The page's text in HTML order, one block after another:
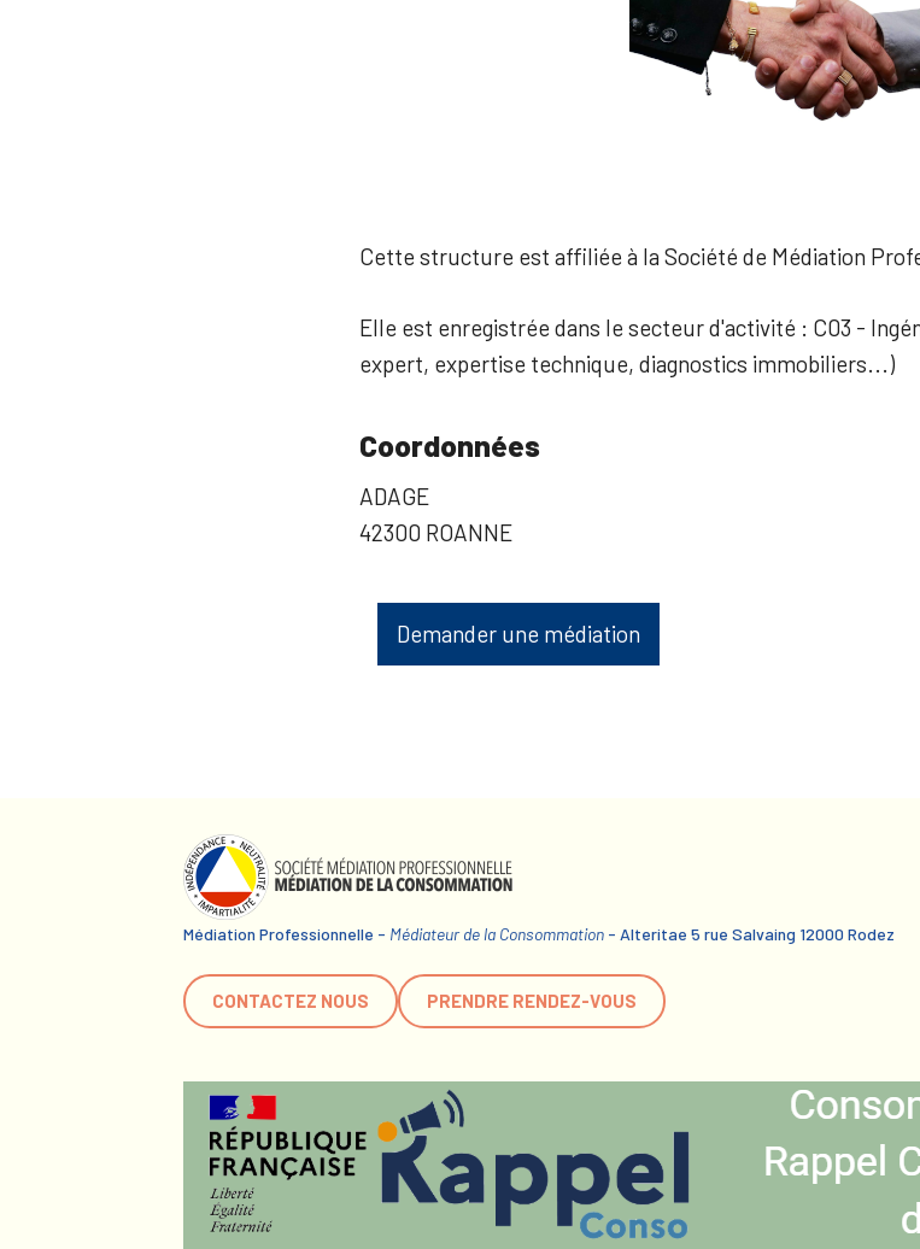
Cette structure est affiliée à la Société de Médiation
Elle est enregistrée dans le secteur d'activité : C03 -
expert, expertise technique, diagnostics immobiliers...)
Coordonnées
ADAGE
42300 ROANNE
Demander une médiation
Médiation Professionnelle - Médiateur de la Consommation - Alteritae 5 rue Salvaing 12000 Rodez
CONTACTEZ NOUS PRENDRE RENDEZ-VOUS